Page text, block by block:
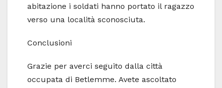
abitazione i soldati hanno portato il ragazzo
verso una località sconosciuta.
Conclusioni
Grazie per averci seguito dalla città
occupata di Betlemme. Avete ascoltato